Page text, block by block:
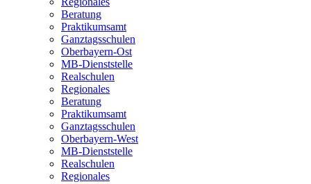
Beratung
Praktikumsamt
Ganztagsschulen
Oberbayern-Ost
MB-Dienststelle
Realschulen
Regionales
Beratung
Praktikumsamt
Ganztagsschulen
Oberbayern-West
MB-Dienststelle
Realschulen
Regionales